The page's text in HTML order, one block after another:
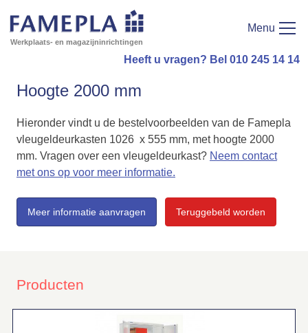
Werkplaats- en magazijninrichtingen
Menu
Heeft u vragen? Bel 010 245 14 14
Hoogte 2000 mm
Hieronder vindt u de bestelvoorbeelden van de Famepla
vleugeldeurkasten 1026 x 555 mm, met hoogte 2000
mm. Vragen over een vleugeldeurkast? Neem contact
met ons op voor meer informatie.
Meer informatie aanvragen Teruggebeld worden
Producten